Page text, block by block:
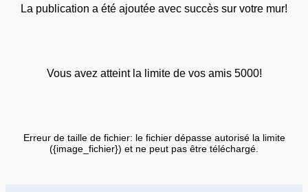
La publication a été ajoutée avec succès sur votre mur!
Vous avez atteint la limite de vos amis 5000!
Erreur de taille de fichier: le fichier dépasse autorisé la limite
({image_fichier}) et ne peut pas être téléchargé.